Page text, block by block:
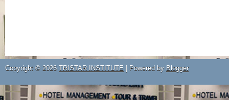
Copyright © 2026 TRISTAR INSTITUTE | Powered by Blogger